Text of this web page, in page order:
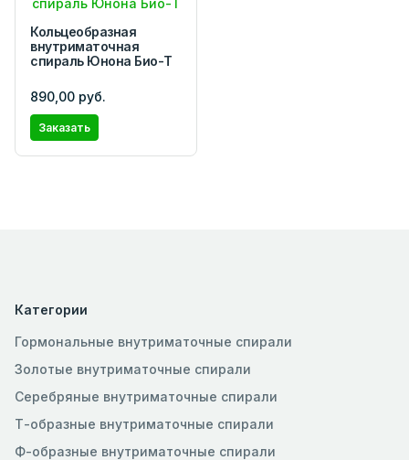
Кольцеобразная
внутриматочная
спираль Юнона Био-Т
890,00 руб.
Заказать
Категории
Гормональные внутриматочные спирали
Золотые внутриматочные спирали
Серебряные внутриматочные спирали
Т-образные внутриматочные спирали
Ф-образные внутриматочные спирали